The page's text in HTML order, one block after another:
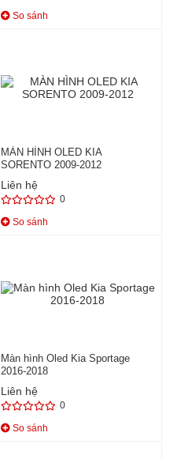
So sánh
MÀN HÌNH OLED KIA
SORENTO 2009-2012
Liên hệ
0
So sánh
Màn hình Oled Kia Sportage
2016-2018
Liên hệ
0
So sánh